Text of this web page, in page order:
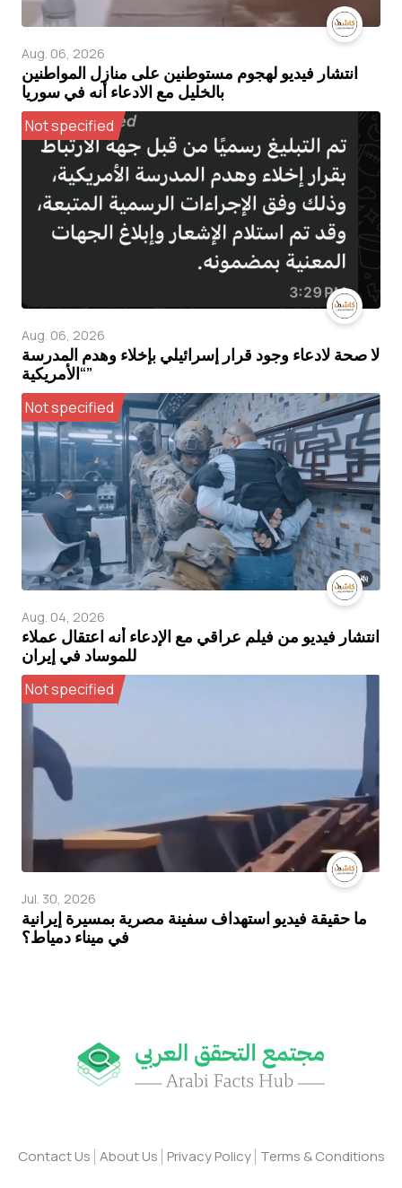
Aug. 06, 2026
انتشار فيديو لهجوم مستوطنين على منازل المواطنين
بالخليل مع الادعاء أنه في سوريا
Not specified
Aug. 06, 2026
لا صحة لادعاء وجود قرار إسرائيلي بإخلاء وهدم المدرسة
“الأمريكية”
Not specified
Aug. 04, 2026
انتشار فيديو من فيلم عراقي مع الإدعاء أنه اعتقال عملاء
Not specified
Jul. 30, 2026
ما حقيقة فيديو استهداف سفينة مصرية بمسيرة إيرانية
في ميناء دمياط؟
Contact Us About Us Privacy Policy Terms & Conditions